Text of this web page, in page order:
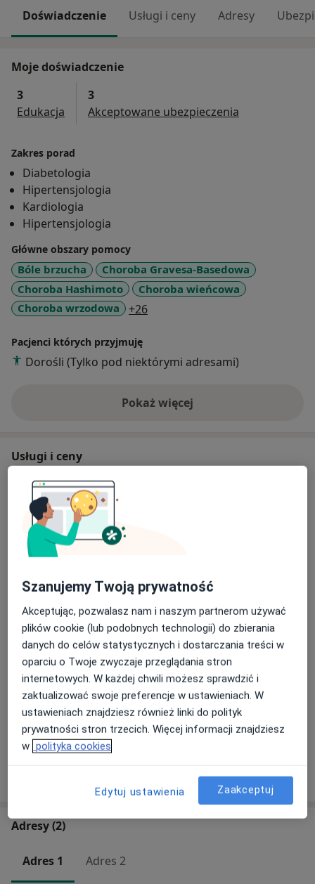
Doświadczenie Usługi i ceny Adresy
Moje doświadczenie
3
Edukacja
3
Akceptowane ubezpieczenia
Zakres porad
Diabetologia
Hipertensjologia
Kardiologia
Hipertensjologia
Główne obszary pomocy
Bóle brzucha
Choroba Gravesa-Basedowa
Choroba Hashimoto
Choroba wieńcowa
Choroba wrzodowa
+26a11y_sr_more_diseases
Pacjenci których przyjmuję
Dorośli (Tylko pod niektórymi adresami)
Pokaż więcejo doświadczeniu
Usługi i ceny
Konsultacja internistyczna
Od 150 zł Szczegóły
Konsultacja kardiologiczna + EKG
150 zł Szczegóły
Echokardiografia
200 zł Szczegóły
USG jamy brzusznej
150 zł Szczegóły
USG tarczycy
150 zł Szczegóły
W jaki sposób ustalane są ceny?
Adresy (2)
Adres 1 Adres 2
Szanujemy Twoją prywatność
Akceptując, pozwalasz nam i naszym partnerom używać
plików cookie (lub podobnych technologii) do zbierania
danych do celów statystycznych i dostarczania treści w
oparciu o Twoje zwyczaje przeglądania stron
internetowych. W każdej chwili możesz sprawdzić i
zaktualizować swoje preferencje w ustawieniach. W
ustawieniach znajdziesz również linki do polityk
prywatności stron trzecich. Więcej informacji znajdziesz
w polityka cookies
Edytuj ustawienia Zaakceptuj